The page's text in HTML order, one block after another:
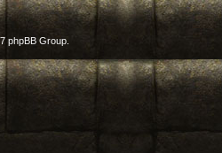
phpBB Group.